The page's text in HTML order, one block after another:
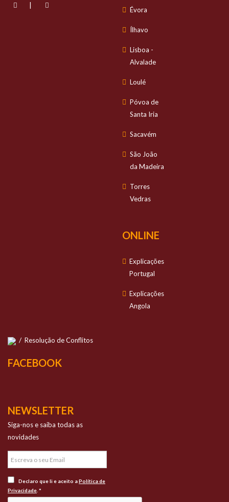
|
Évora
Ílhavo
Lisboa -
Alvalade
Loulé
Póvoa de
Santa Iria
Sacavém
São João
da Madeira
Torres
Vedras
ONLINE
Explicações
Portugal
Explicações
Angola
/ Resolução de Conflitos
FACEBOOK
NEWSLETTER
Siga-nos e saiba todas as
novidades
Declaro que li e aceito aPolítica de
Privacidade . *